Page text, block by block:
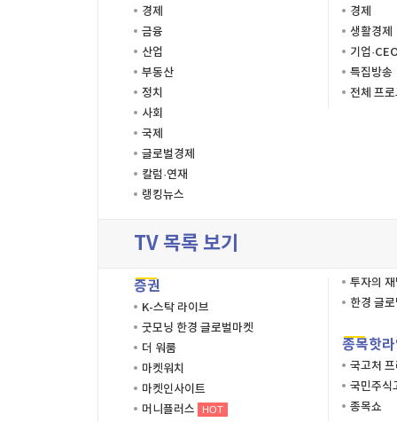
경제
금융
산업
부동산
정치
사회
국제
글로벌경제
칼럼·연재
랭킹뉴스
경제
생활경제
기업
특집방송
전체 프
TV 목록 보기
증권
K-스탁 라이브
굿모닝 한경 글로벌마켓
더 워룸
마켓워치
마켓인사이트
머니플러스
HOT
투자의
한경 글
종목핫
국고처
국민주식
종목쇼